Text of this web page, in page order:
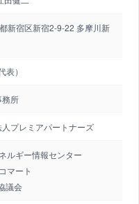
新宿区新宿2-9-22 多摩川新
）
務所
プレミアパートナーズ
ルギー情報センター
マート
議会